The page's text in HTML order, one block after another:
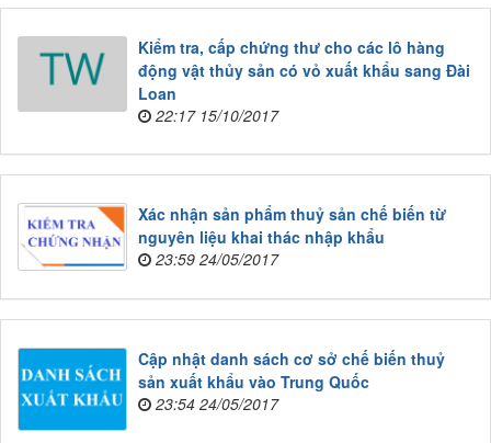
Kiểm tra, cấp chứng thư cho các lô hàng
động vật thủy sản có vỏ xuất khẩu sang Đài
Loan
22:17 15/10/2017
Xác nhận sản phẩm thuỷ sản chế biến từ
nguyên liệu khai thác nhập khẩu
23:59 24/05/2017
Cập nhật danh sách cơ sở chế biến thuỷ
sản xuất khẩu vào Trung Quốc
23:54 24/05/2017